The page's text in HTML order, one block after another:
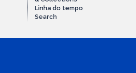
Linha do tempo
Search